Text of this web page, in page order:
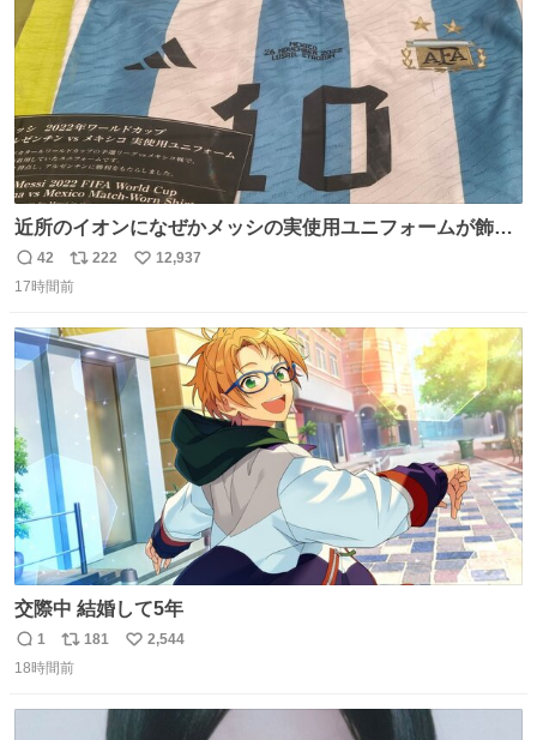
近所のイオンになぜかメッシの実使用ユニフォームが飾っ
てあっておもろい
返
信
42
リ
ポ
ト
数
222
い
数
12,937
17時間前
交際中 結婚して5年
返
信
1
リ
ポ
181
い
数
2,544
18時間前